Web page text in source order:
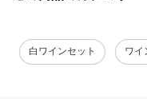
白ワインセット ワイ